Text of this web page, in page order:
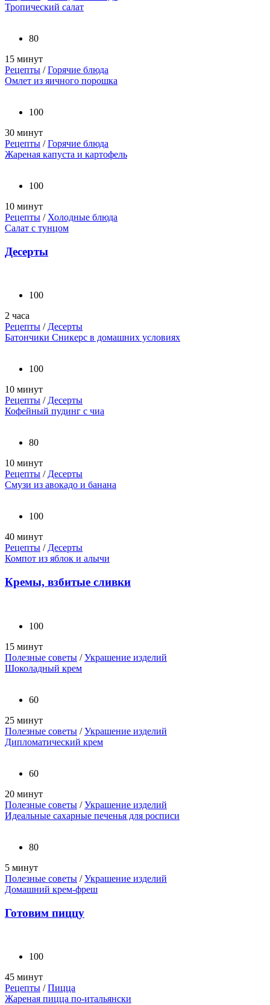
Тропический салат
80
15 минут
Рецепты /Горячие блюда
Омлет из яичного порошка
100
30 минут
Рецепты /Горячие блюда
Жареная капуста и картофель
100
10 минут
Рецепты / Холодные блюда
Салат с тунцом
Десерты
100
2 часа
Рецепты /Десерты
Батончики Сникерс в домашних условиях
100
10 минут
Рецепты /Десерты
Кофейный пудинг с чиа
80
10 минут
Рецепты /Десерты
Смузи из авокадо и банана
100
40 минут
Рецепты /Десерты
Компот из яблок и алычи
Кремы, взбитые сливки
100
15 минут
Полезные советы /Украшение изделий
Шоколадный крем
60
25 минут
Полезные советы /Украшение изделий
Дипломатический крем
60
20 минут
Полезные советы /Украшение изделий
Идеальные сахарные печенья для росписи
80
5 минут
Полезные советы /Украшение изделий
Домашний крем-фреш
Готовим пиццу
100
45 минут
Рецепты /Пицца
Жареная пицца по-итальянски